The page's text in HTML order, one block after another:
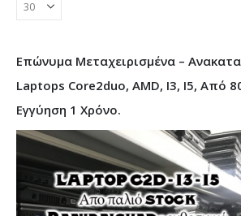
Επώνυμα Μεταχειρισμένα –
Laptops Core2duo, AMD, I3, I5, Από
Εγγύηση 1 Χρόνο.